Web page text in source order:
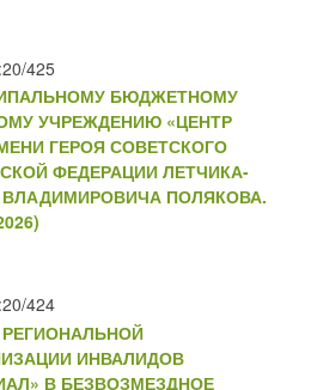
425
БЮДЖЕТНОМУ
УЧРЕЖДЕНИЮ «ЦЕНТР
ГЕРОЯ СОВЕТСКОГО
ФЕДЕРАЦИИ ЛЕТЧИКА-
ПОЛЯКОВА.
424
ИНВАЛИДОВ
В БЕЗВОЗМЕЗДНОЕ